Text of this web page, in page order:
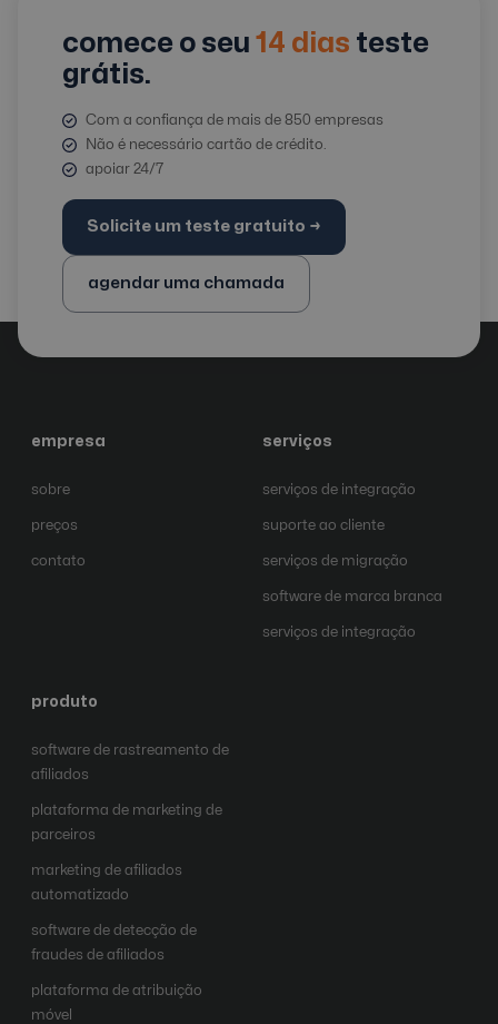
comece o seu 14 dias teste
grátis.
Com a confiança de mais de 850 empresas
Não é necessário cartão de crédito.
apoiar 24/7
Solicite um teste gratuito →
agendar uma chamada
empresa
sobre
preços
contato
serviços
serviços de integração
suporte ao cliente
serviços de migração
software de marca branca
serviços de integração
produto
software de rastreamento de
afiliados
plataforma de marketing de
parceiros
marketing de afiliados
automatizado
software de detecção de
fraudes de afiliados
plataforma de atribuição
móvel